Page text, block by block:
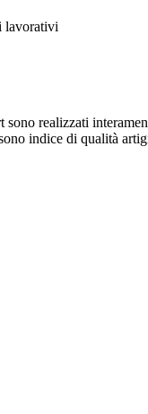
lavorativi
realizzati
indice di qualità